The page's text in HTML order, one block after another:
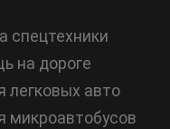
спецтехники
на дороге
легковых авто
микроавтобусов